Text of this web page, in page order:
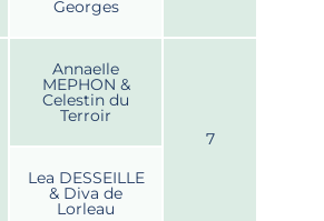
Georges
AnnaeIle
MEPHON &
Celestin du
Terroir
7
Lea DESSEILLE
& Diva de
Lorleau